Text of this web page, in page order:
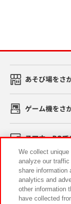
あそび場をさ
ゲーム機をさ
スマホ・PCで
イベント・キ
We collect
analyze our
share information
analytics and
other information
have collected